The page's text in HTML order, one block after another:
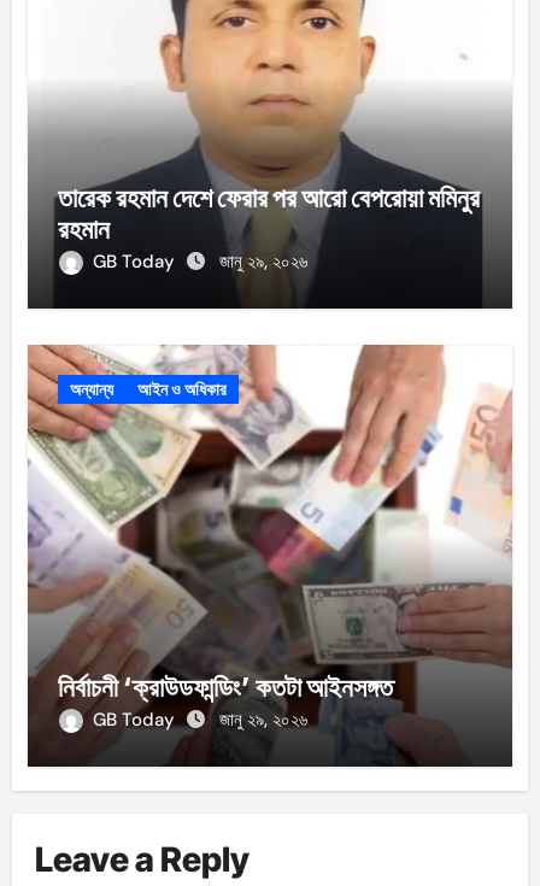
তারেক রহমান দেশে ফেরার পর আরো বেপরোয়া মমিনুর
রহমান
GB Today জানু ২৯, ২০২৬
অন্যান্য আইন ও অধিকার
নির্বাচনী ‘ক্রাউডফান্ডিং’ কতটা আইনসঙ্গত
GB Today জানু ২৯, ২০২৬
Leave a Reply